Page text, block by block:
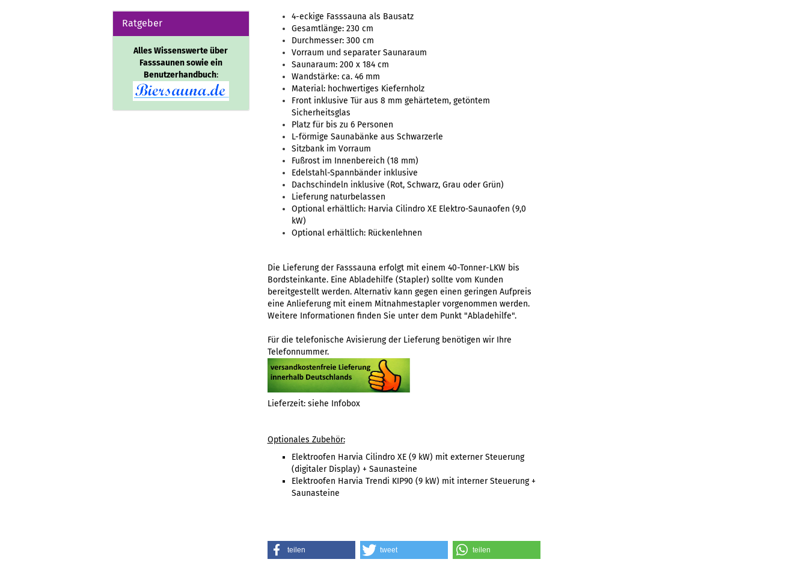
4-eckige Fasssauna als Bausatz
Gesamtlänge: 230 cm
Durchmesser: 300 cm
Vorraum und separater Saunaraum
Saunaraum: 200 x 184 cm
Wandstärke: ca. 46 mm
Material: hochwertiges Kiefernholz
Front inklusive Tür aus 8 mm gehärtetem, getöntem
Sicherheitsglas
Platz für bis zu 6 Personen
L-förmige Saunabänke aus Schwarzerle
Sitzbank im Vorraum
Fußrost im Innenbereich (18 mm)
Edelstahl-Spannbänder inklusive
Dachschindeln inklusive (Rot, Schwarz, Grau oder Grün)
Lieferung naturbelassen
Optional erhältlich: Harvia Cilindro XE Elektro-Saunaofen (9,0
kW)
Optional erhältlich: Rückenlehnen
Die Lieferung der Fasssauna erfolgt mit einem 40-Tonner-LKW bis
Bordsteinkante. Eine Abladehilfe (Stapler) sollte vom Kunden
bereitgestellt werden. Alternativ kann gegen einen geringen Aufpreis
eine Anlieferung mit einem Mitnahmestapler vorgenommen werden.
Weitere Informationen finden Sie unter dem Punkt "Abladehilfe".
Für die telefonische Avisierung der Lieferung benötigen wir Ihre
Telefonnummer.
Lieferzeit: siehe Infobox
Optionales Zubehör:
Elektroofen Harvia Cilindro XE (9 kW) mit externer Steuerung
(digitaler Display) + Saunasteine
Elektroofen Harvia Trendi KIP90 (9 kW) mit interner Steuerung +
Saunasteine
teilen tweet teilen
Ratgeber
Alles Wissenswerte über
Fasssaunen sowie ein
Benutzerhandbuch: